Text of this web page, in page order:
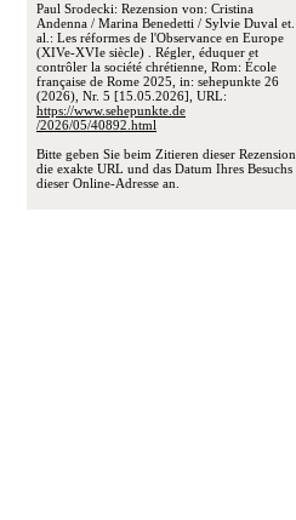
Paul Srodecki: Rezension von: Cristina
Andenna / Marina Benedetti / Sylvie Duval et.
al.: Les réformes de l'Observance en Europe
(XIVe-XVIe siècle) . Régler, éduquer et
contrôler la société chrétienne, Rom: École
française de Rome 2025, in: sehepunkte 26
(2026), Nr. 5 [15.05.2026], URL:
https://www.sehepunkte.de
/2026/05/40892.html
Bitte geben Sie beim Zitieren dieser Rezension
die exakte URL und das Datum Ihres Besuchs
dieser Online-Adresse an.